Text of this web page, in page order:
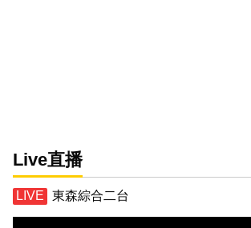
Live直播
東森綜合二台